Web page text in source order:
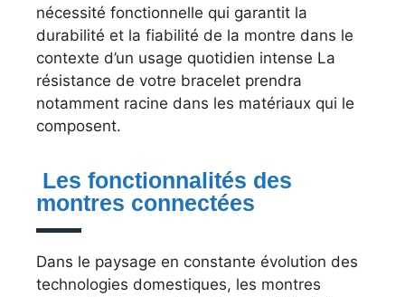
nécessité fonctionnelle qui garantit la
durabilité et la fiabilité de la montre dans le
contexte d’un usage quotidien intense La
résistance de votre bracelet prendra
notamment racine dans les matériaux qui le
composent.
Les fonctionnalités des
montres connectées
Dans le paysage en constante évolution des
technologies domestiques, les montres